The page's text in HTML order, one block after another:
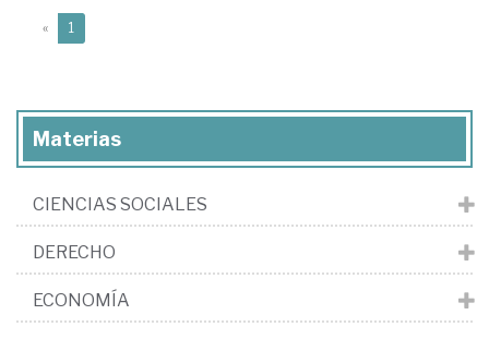
« 1
Materias
CIENCIAS SOCIALES
DERECHO
ECONOMÍA